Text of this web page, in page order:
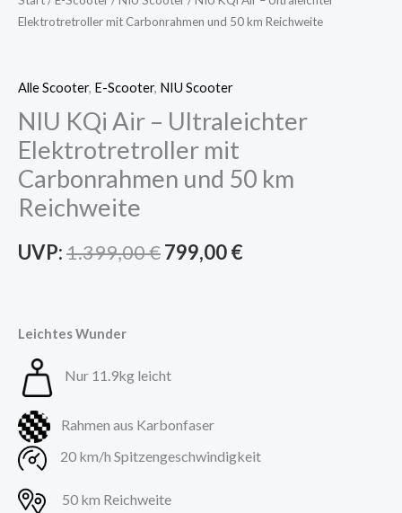
Elektrotretroller mit Carbonrahmen und 50 km Reichweite
Alle Scooter, E-Scooter, NIU Scooter
NIU KQi Air – Ultraleichter
Elektrotretroller mit
Carbonrahmen und 50 km
Reichweite
UVP:1.399,00€799,00€
Leichtes Wunder
Nur 11.9kg leicht
Rahmen aus Karbonfaser
20 km/h Spitzengeschwindigkeit
50 km Reichweite